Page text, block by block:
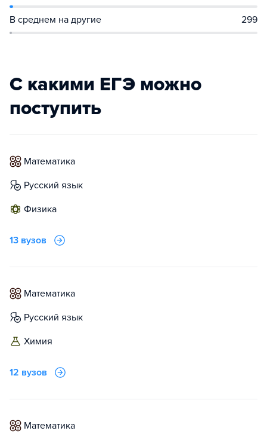
В среднем на другие 299
С какими ЕГЭ можно
поступить
математика
русский язык
физика
13 вузов
математика
русский язык
химия
12 вузов
математика